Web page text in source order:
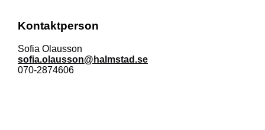
Kontaktperson
Sofia Olausson
sofia.olausson@halmstad.se
070-2874606